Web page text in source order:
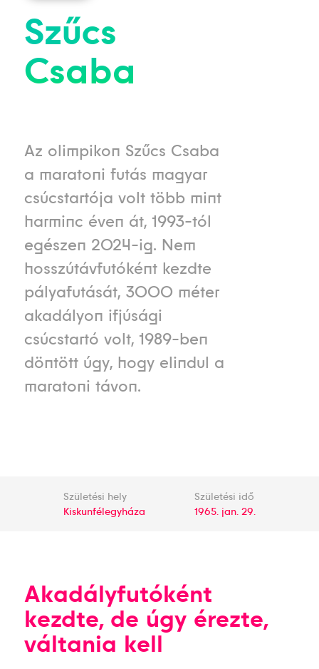
Szűcs
Csaba
Az olimpikon Szűcs Csaba
a maratoni futás magyar
csúcstartója volt több mint
harminc éven át, 1993-tól
egészen 2024-ig. Nem
hosszútávfutóként kezdte
pályafutását, 3000 méter
akadályon ifjúsági
csúcstartó volt, 1989-ben
döntött úgy, hogy elindul a
maratoni távon.
Születési hely
Kiskunfélegyháza
Születési idő
1965. jan. 29.
Akadályfutóként
kezdte, de úgy érezte,
váltania kell